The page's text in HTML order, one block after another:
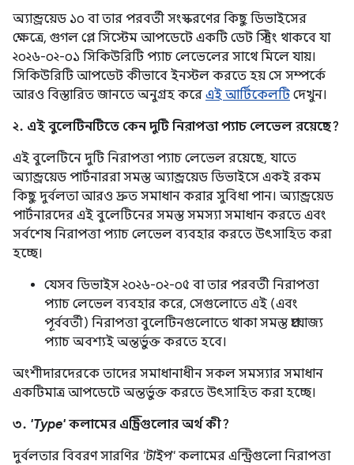
অ্যান্ড্রয়েড ১০ বা তার পরবর্তী সংস্করণের কিছু ডিভাইসের
ক্ষেত্রে, গুগল প্লে সিস্টেম আপডেটে একটি ডেট স্ট্রিং থাকবে যা
২০২৬-০২-০১ সিকিউরিটি প্যাচ লেভেলের সাথে মিলে যায়।
সিকিউরিটি আপডেট কীভাবে ইনস্টল করতে হয় সে সম্পর্কে
আরও বিস্তারিত জানতে অনুগ্রহ করে এই আর্টিকেলটি দেখুন।
২. এই বুলেটিনটিতে কেন দুটি নিরাপত্তা প্যাচ লেভেল রয়েছে?
এই বুলেটিনে দুটি নিরাপত্তা প্যাচ লেভেল রয়েছে, যাতে
অ্যান্ড্রয়েড পার্টনাররা সমস্ত অ্যান্ড্রয়েড ডিভাইসে একই রকম
কিছু দুর্বলতা আরও দ্রুত সমাধান করার সুবিধা পান। অ্যান্ড্রয়েড
পার্টনারদের এই বুলেটিনের সমস্ত সমস্যা সমাধান করতে এবং
সর্বশেষ নিরাপত্তা প্যাচ লেভেল ব্যবহার করতে উৎসাহিত করা
হচ্ছে।
যেসব ডিভাইস ২০২৬-০২-০৫ বা তার পরবর্তী নিরাপত্তা
প্যাচ লেভেল ব্যবহার করে, সেগুলোতে এই (এবং
পূর্ববর্তী) নিরাপত্তা বুলেটিনগুলোতে থাকা সমস্ত প্রযোজ্য
প্যাচ অবশ্যই অন্তর্ভুক্ত করতে হবে।
অংশীদারদেরকে তাদের সমাধানাধীন সকল সমস্যার সমাধান
একটিমাত্র আপডেটে অন্তর্ভুক্ত করতে উৎসাহিত করা হচ্ছে।
৩. 'Type' কলামের এন্ট্রিগুলোর অর্থ কী?
দুর্বলতার বিবরণ সারণির 'টাইপ' কলামের এন্ট্রিগুলো নিরাপত্তা